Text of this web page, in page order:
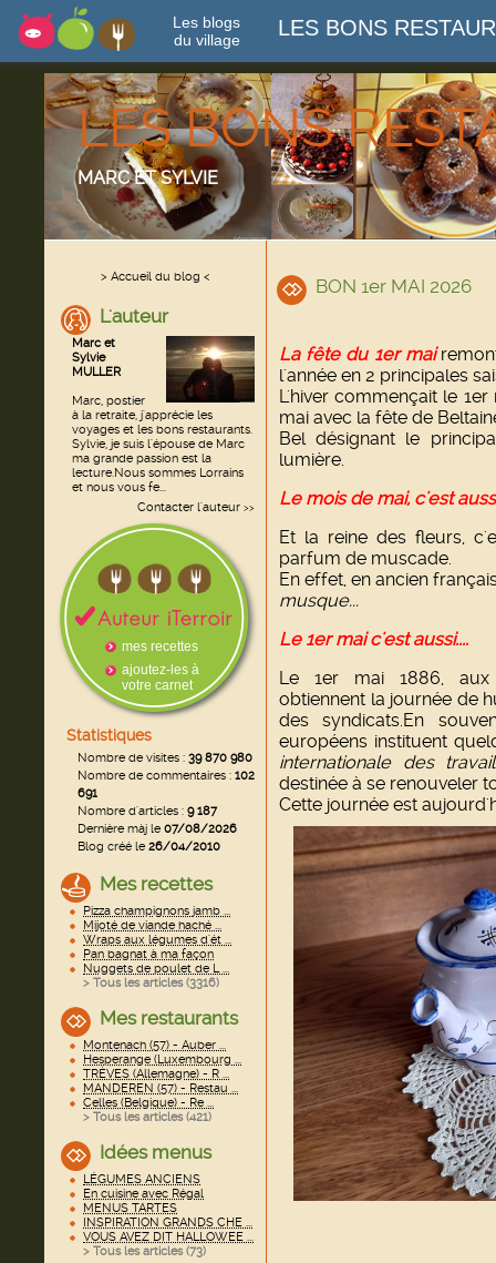
Les blogs
du village
LES BONS
LES BONS
MARC ET SYLVIE
> Accueil du blog <
L'auteur
Marc et
Sylvie
MULLER
Marc, postier
à la retraite, j'apprécie les
voyages et les bons restaurants.
Sylvie, je suis l'épouse de Marc
ma grande passion est la
lecture.Nous sommes Lorrains
et nous vous fe...
Contacter l'auteur >>
mes recettes
ajoutez-les à
votre carnet
Statistiques
Nombre de visites : 39 870 980
Nombre de commentaires : 102
691
Nombre d'articles : 9 187
Dernière màj le07/08/2026
Blog créé le26/04/2010
Mes recettes
Pizza champignons jamb ...
Mijoté de viande haché ...
Wraps aux légumes d'ét ...
Pan bagnat à ma façon
Nuggets de poulet de L ...
> Tous les articles (3316)
Mes restaurants
Montenach (57) - Auber ...
Hesperange (Luxembourg ...
TRÈVES (Allemagne) - R ...
MANDEREN (57) - Restau ...
Celles (Belgique) - Re ...
> Tous les articles (421)
Idées menus
LÉGUMES ANCIENS
En cuisine avec Régal
MENUS TARTES
INSPIRATION GRANDS CHE ...
VOUS AVEZ DIT HALLOWEE ...
> Tous les articles (73)
BON 1er MAI 2026
La fête du 1er mai
l'année en 2 principales
L'hiver commençait le
mai avec la fête de
Bel désignant le
lumière.
Le mois de mai, c'est
Et la reine des fleurs,
parfum de muscade.
En effet, en ancien
musque...
Le 1er mai c'est aussi....
Le 1er mai 1886, aux
obtiennent la journée de
des syndicats.En
européens instituent
internationale des
destinée à se renouveler
Cette journée est